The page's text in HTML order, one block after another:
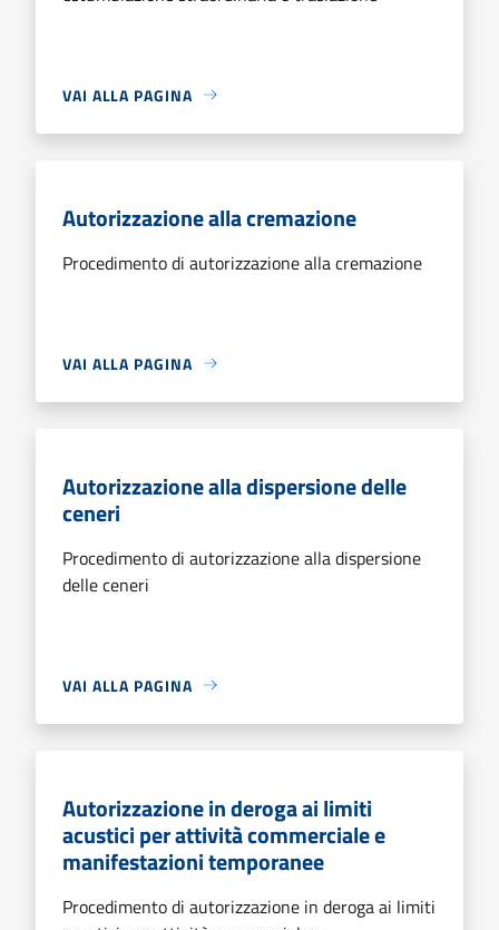
VAI ALLA PAGINA
Autorizzazione alla cremazione
Procedimento di autorizzazione alla cremazione
VAI ALLA PAGINA
Autorizzazione alla dispersione delle
ceneri
Procedimento di autorizzazione alla dispersione
delle ceneri
VAI ALLA PAGINA
Autorizzazione in deroga ai limiti
acustici per attività commerciale e
manifestazioni temporanee
Procedimento di autorizzazione in deroga ai limiti